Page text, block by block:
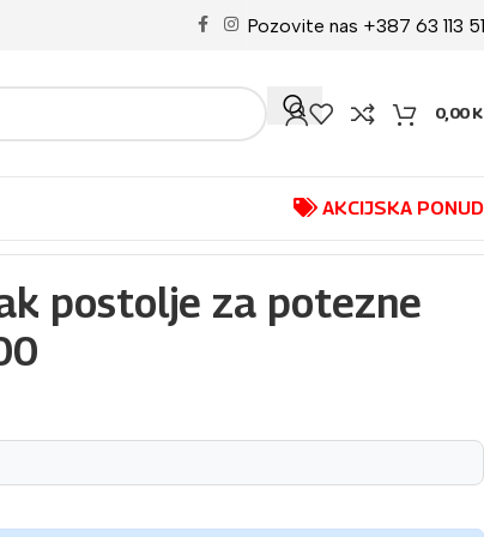
Pozovite nas +387 63 113
0,00
AKCIJSKA
postolje za potezne